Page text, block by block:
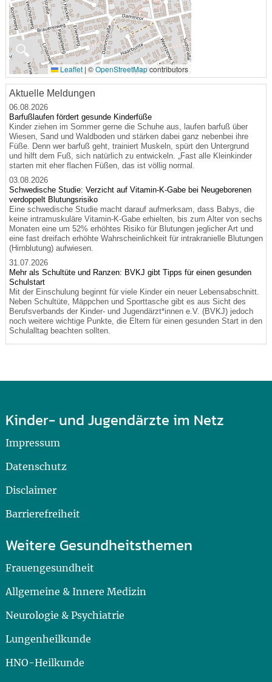
🔍
Leaflet | ©OpenStreetMapcontributors
Aktuelle Meldungen
06.08.2026
Barfußlaufen fördert gesunde Kinderfüße
Kinder ziehen im Sommer gerne die Schuhe aus, laufen barfuß über
Wiesen, Sand und Waldboden und stärken dabei ganz nebenbei ihre
Füße. Denn wer barfuß geht, trainiert Muskeln, spürt den Untergrund
und hilft dem Fuß, sich natürlich zu entwickeln. „Fast alle Kleinkinder
starten mit eher flachen Füßen, das ist völlig normal.
03.08.2026
Schwedische Studie: Verzicht auf Vitamin-K-Gabe bei Neugeborenen
verdoppelt Blutungsrisiko
Eine schwedische Studie macht darauf aufmerksam, dass Babys, die
keine intramuskuläre Vitamin-K-Gabe erhielten, bis zum Alter von sechs
Monaten eine um 52% erhöhtes Risiko für Blutungen jeglicher Art und
eine fast dreifach erhöhte Wahrscheinlichkeit für intrakranielle Blutungen
(Hirnblutung) aufwiesen.
31.07.2026
Mehr als Schultüte und Ranzen: BVKJ gibt Tipps für einen gesunden
Schulstart
Mit der Einschulung beginnt für viele Kinder ein neuer Lebensabschnitt.
Neben Schultüte, Mäppchen und Sporttasche gibt es aus Sicht des
Berufsverbands der Kinder- und Jugendärzt*innen e.V. (BVKJ) jedoch
noch weitere wichtige Punkte, die Eltern für einen gesunden Start in den
Schulalltag beachten sollten.
Kinder- und Jugendärzte im Netz
Impressum
Datenschutz
Disclaimer
Barrierefreiheit
Weitere Gesundheitsthemen
Frauengesundheit
Allgemeine & Innere Medizin
Neurologie & Psychiatrie
Lungenheilkunde
HNO-Heilkunde